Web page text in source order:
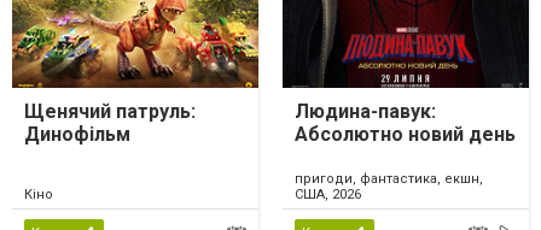
Щенячий патруль:
Динофільм
Кіно
Людина-павук:
Абсолютно новий день
пригоди, фантастика, екшн,
США, 2026